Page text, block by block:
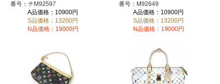
番号：チM92597
A品価格：10900円
S品価格：13200円
N品価格：19000円
番号：M92649
A品価格：10900円
S品価格：13200円
N品価格：19000円